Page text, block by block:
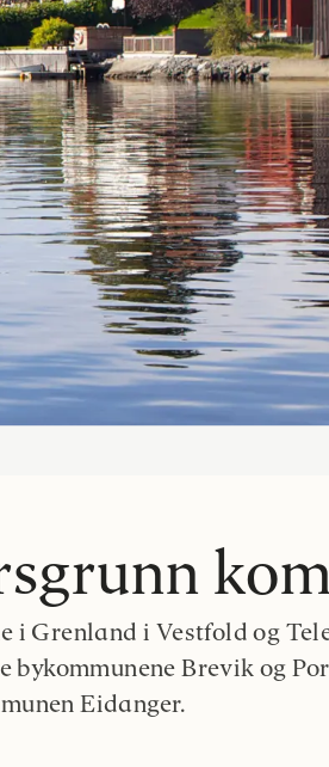
i Grenland i Vestfold og
Brevik og
Eidanger.